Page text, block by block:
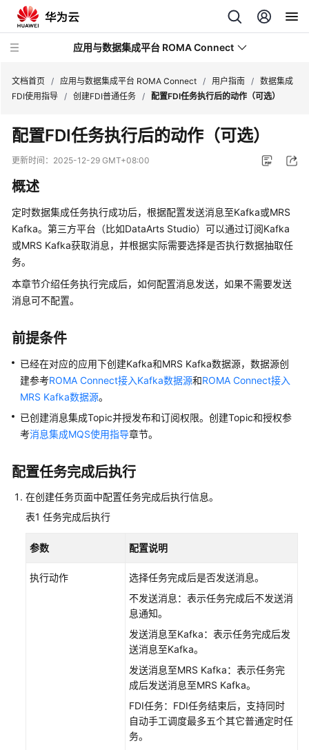
应用与数据集成平台 ROMA Connect
最
新
动
品
介
绍
计
费
说
速
入
门
用
指
南
开
使
用
ROMA
文档首页 / 应用与数据集成平台 ROMA Connect / 用户指南 / 数据集成
FDI使用指导 / 创建FDI普通任务 / 配置FDI任务执行后的动作（可选）
配置FDI任务执行后的动作（可选）
更新时间： 2025-12-29 GMT+08:00
概述
定时数据集成任务执行成功后，根据配置发送消息至Kafka或MRS
Kafka。第三方平台（比如DataArts Studio）可以通过订阅Kafka
或MRS Kafka获取消息，并根据实际需要选择是否执行数据抽取任
务。
本章节介绍任务执行完成后，如何配置消息发送，如果不需要发送
消息可不配置。
前提条件
已经在对应的应用下创建Kafka和MRS Kafka数据源，数据源创
建参考ROMA Connect接入Kafka数据源和ROMA Connect接入
MRS Kafka数据源。
已创建消息集成Topic并授发布和订阅权限。创建Topic和授权参
考消息集成MQS使用指导章节。
配置任务完成后执行
在创建任务页面中配置任务完成后执行信息。
表1 任务完成后执行
参数 配置说明
执行动作
选择任务完成后是否发送消息。
不发送消息：表示任务完成后不发送消
息通知。
发送消息至Kafka：表示任务完成后发
送消息至Kafka。
发送消息至MRS Kafka：表示任务完
成后发送消息至MRS Kafka。
FDI任务：FDI任务结束后，支持同时
自动手工调度最多五个其它普通定时任
务。